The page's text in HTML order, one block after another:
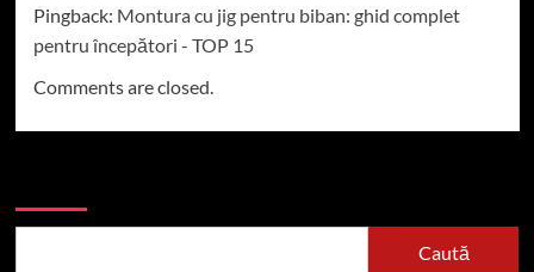
Pingback: Montura cu jig pentru biban: ghid complet
pentru începători - TOP 15
Comments are closed.
Caută